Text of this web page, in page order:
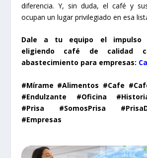
diferencia. Y, sin duda, el café y
ocupan un lugar privilegiado en esa
Dale a tu equipo el impulso
eligiendo café de calidad
abastecimiento para empresas:
#Mírame #Alimentos #Cafe
#Endulzante #Oficina
#Prisa #SomosPrisa
#Empresas